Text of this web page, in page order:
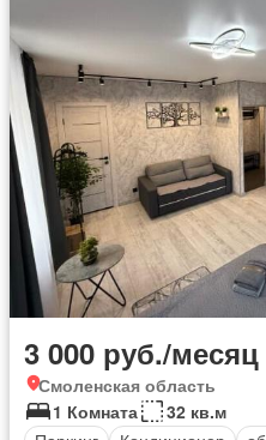
3 000 руб./месяц
Смоленская область
1 Комната
32 кв.м